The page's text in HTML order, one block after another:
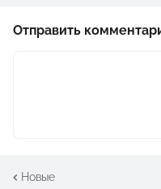
Отправить
Новые